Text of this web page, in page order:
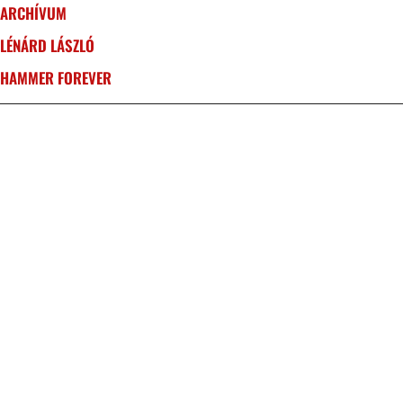
ARCHÍVUM
LÉNÁRD LÁSZLÓ
HAMMER FOREVER